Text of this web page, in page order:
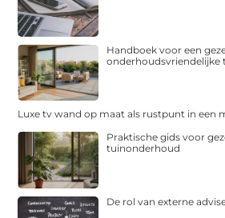
Handboek voor een
onderhoudsvriendelijke
Luxe tv wand op maat als rustpunt in een
Praktische gids voor
tuinonderhoud
De rol van externe